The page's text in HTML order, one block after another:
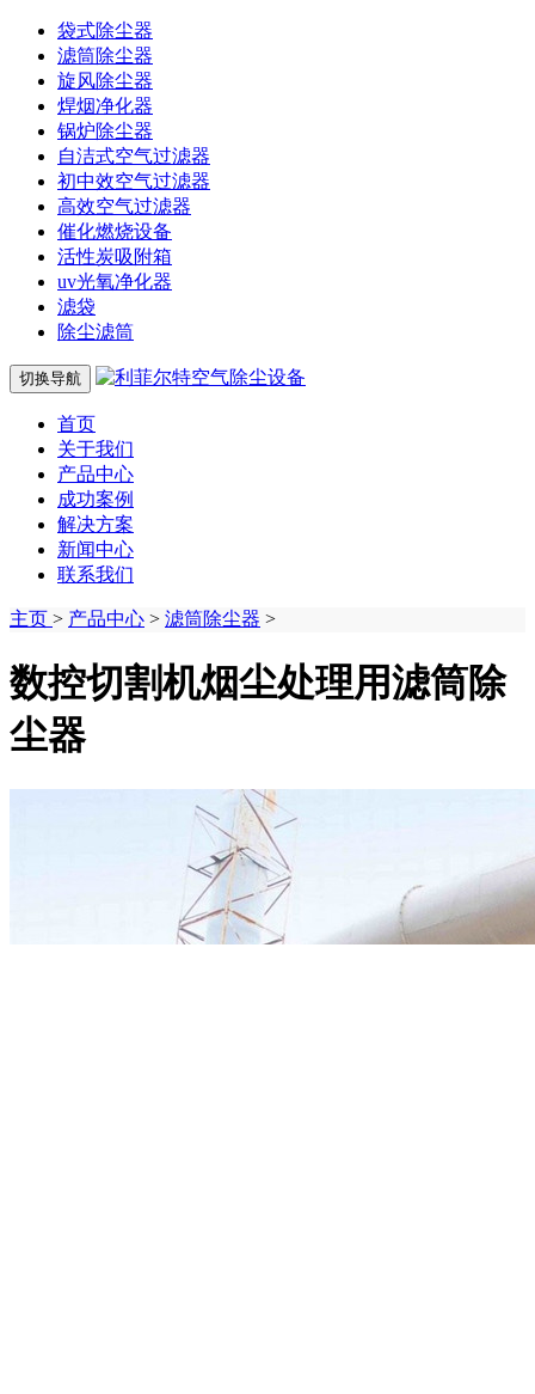
袋式除尘器
滤筒除尘器
旋风除尘器
焊烟净化器
锅炉除尘器
自洁式空气过滤器
初中效空气过滤器
高效空气过滤器
催化燃烧设备
活性炭吸附箱
uv光氧净化器
滤袋
除尘滤筒
切换导航
首页
关于我们
产品中心
成功案例
解决方案
新闻中心
联系我们
主页 > 产品中心 > 滤筒除尘器 >
数控切割机烟尘处理用滤筒除
尘器